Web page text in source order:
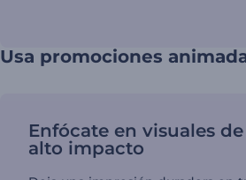
Usa promociones
Enfócate en visuales de
alto impacto